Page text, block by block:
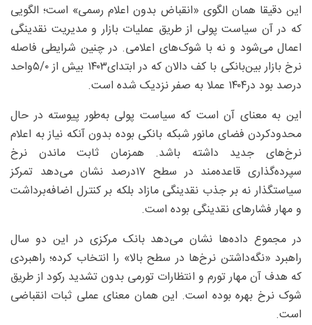
این دقیقا همان الگوی «انقباض بدون اعلام رسمی» است؛ الگویی
که در آن سیاست پولی از طریق عملیات بازار و مدیریت نقدینگی
اعمال می‌شود و نه با شوک‌های اعلامی. در چنین شرایطی فاصله
نرخ بازار بین‌بانکی با کف دالان که در ابتدای‌۱۴۰۳ بیش از ۵/۰‌واحد
درصد بود در۱۴۰۴ عملا به صفر نزدیک شده است.
این به معنای آن است که سیاست پولی به‌طور پیوسته در حال
محدودکردن فضای مانور شبکه بانکی بوده بدون آنکه نیاز به اعلام
نرخ‌های جدید داشته باشد. همزمان ثابت ماندن نرخ
سپرده‌گذاری قاعده‌مند در سطح ۱۷‌درصد نشان می‌دهد تمرکز
سیاستگذار نه بر جذب نقدینگی مازاد بلکه بر کنترل اضافه‌برداشت
و مهار فشارهای نقدینگی بوده است.
در مجموع داده‌ها نشان می‌دهد بانک مرکزی در این دو سال
راهبرد «نگه‌داشتن نرخ‌ها در سطح بالا» را انتخاب کرده؛ راهبردی
که هدف آن مهار تورم و انتظارات تورمی بدون تشدید رکود از طریق
شوک نرخ بهره بوده است. این همان معنای عملی ثبات انقباضی
است.